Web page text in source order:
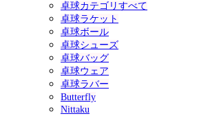
卓球カテゴリすべて
卓球ラケット
卓球ボール
卓球シューズ
卓球バッグ
卓球ウェア
卓球ラバー
Butterfly
Nittaku